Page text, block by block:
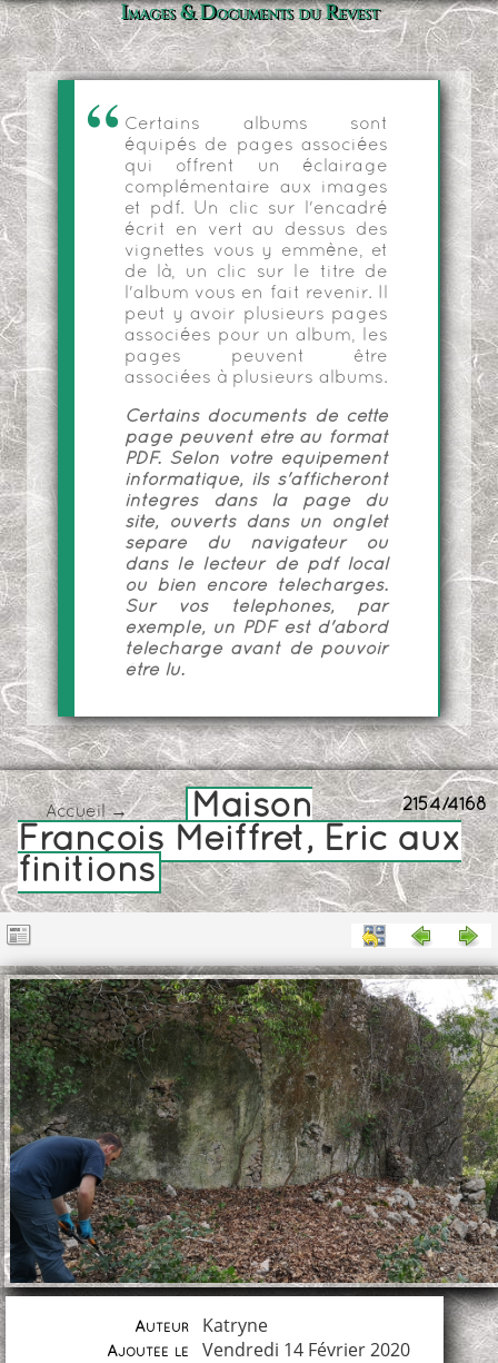
Images & Documents du Revest
Certains albums sont
équipés de pages associées
qui offrent un éclairage
complémentaire aux images
et pdf. Un clic sur l'encadré
écrit en vert au dessus des
vignettes vous y emmène, et
de là, un clic sur le titre de
l'album vous en fait revenir. Il
peut y avoir plusieurs pages
associées pour un album, les
pages peuvent être
associées à plusieurs albums.
Certains documents de cette
page peuvent être au format
PDF. Selon votre équipement
informatique, ils s'afficheront
intégrés dans la page du
site, ouverts dans un onglet
séparé du navigateur ou
dans le lecteur de pdf local
ou bien encore téléchargés.
Sur vos téléphones, par
exemple, un PDF est d'abord
téléchargé avant de pouvoir
être lu.
2154/4168
Accueil→
Maison
François Meiffret, Eric aux
finitions
Auteur Katryne
Ajoutée le Vendredi 14 Février 2020